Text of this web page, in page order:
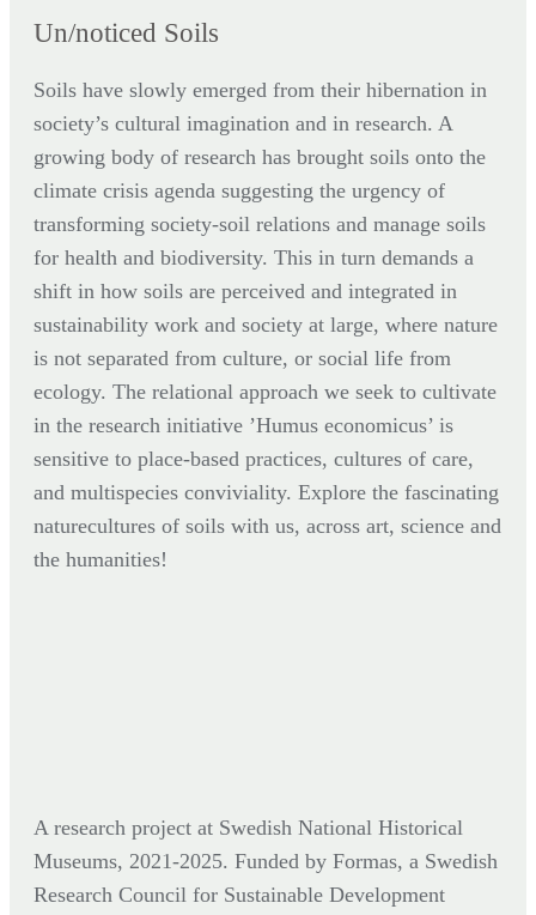
Un/noticed Soils
Soils have slowly emerged from their hibernation in
society’s cultural imagination and in research. A
growing body of research has brought soils onto the
climate crisis agenda suggesting the urgency of
transforming society-soil relations and manage soils
for health and biodiversity. This in turn demands a
shift in how soils are perceived and integrated in
sustainability work and society at large, where nature
is not separated from culture, or social life from
ecology. The relational approach we seek to cultivate
in the research initiative ’Humus economicus’ is
sensitive to place-based practices, cultures of care,
and multispecies conviviality. Explore the fascinating
naturecultures of soils with us, across art, science and
the humanities!
A research project at Swedish National Historical
Museums, 2021-2025. Funded by Formas, a Swedish
Research Council for Sustainable Development